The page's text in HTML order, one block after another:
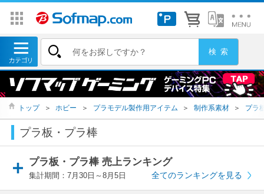
トップ ＞ ホビー ＞ プラモデル製作用アイテム ＞ 制作系素材 ＞ プラ
プラ板・プラ棒
プラ板・プラ棒 売上ランキング
集計期間：7月30日～8月5日 全てのランキングを見る